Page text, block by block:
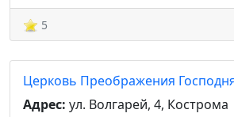
5
Церковь Преображения
Адрес: ул. Волгарей, 4, Кострома